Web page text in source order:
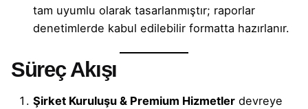
tam uyumlu olarak tasarlanmıştır; raporlar
denetimlerde kabul edilebilir formatta hazırlanır.
Süreç Akışı
Şirket Kuruluşu & Premium Hizmetler devreye